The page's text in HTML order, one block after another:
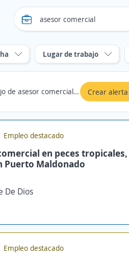
Lugar de trabajo
comercial en Madre De Dios Crear alerta
Empleo destacado
en peces tropicales,
Puerto Maldonado
De Dios
Empleo destacado